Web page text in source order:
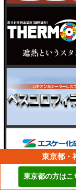
東京都・
東京都の方はこ